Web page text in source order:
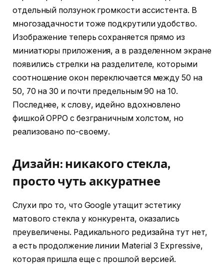
отдельный ползунок громкости ассистента. В
многозадачности тоже подкрутили удобство.
Изображение теперь сохраняется прямо из
миниатюры приложения, а в разделенном экране
появились стрелки на разделителе, которыми
соотношение окон переключается между 50 на
50, 70 на 30 и почти предельным 90 на 10.
Последнее, к слову, идейно вдохновлено
фишкой OPPO с безграничным холстом, но
реализовано по-своему.
Дизайн: никакого стекла,
просто чуть аккуратнее
Слухи про то, что Google утащит эстетику
матового стекла у конкурента, оказались
преувеличены. Радикального редизайна тут нет,
а есть продолжение линии Material 3 Expressive,
которая пришла еще с прошлой версией.